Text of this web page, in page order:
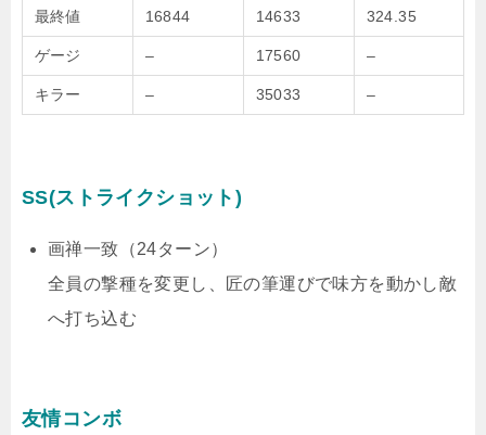
最終値 16844 14633 324.35
ゲージ – 17560 –
キラー – 35033 –
SS(ストライクショット)
画禅一致（24ターン）
全員の撃種を変更し、匠の筆運びで味方を動かし敵
へ打ち込む
友情コンボ